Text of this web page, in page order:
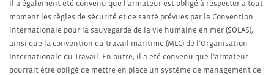
Il a également été convenu que l’armateur est obligé à respecter à tout
moment les règles de sécurité et de santé prévues par la Convention
internationale pour la sauvegarde de la vie humaine en mer (SOLAS),
ainsi que la convention du travail maritime (MLC) de l’Organisation
Internationale du Travail. En outre, il a été convenu que l’armateur
pourrait être obligé de mettre en place un système de management de